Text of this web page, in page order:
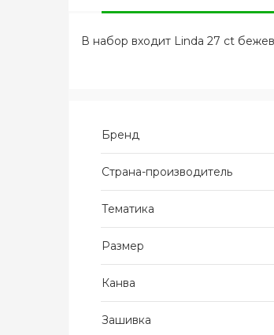
В набор входит Linda 27 ct
Бренд
Страна-производитель
Тематика
Размер
Канва
Зашивка